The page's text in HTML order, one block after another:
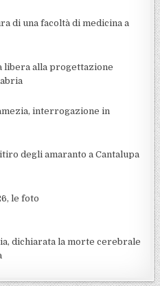
di una facoltà di medicina a
libera alla progettazione
interrogazione in
degli amaranto a Cantalupa
le foto
dichiarata la morte cerebrale